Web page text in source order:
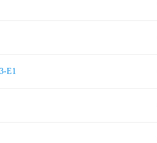
E1